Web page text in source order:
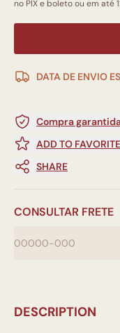
no PIX e boleto ou em até
DATA DE ENVIO
Compra
ADD TO
SHARE
CONSULTAR FRETE
DESCRIPTION